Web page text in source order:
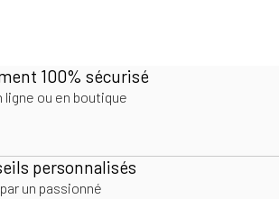
100% sécurisé
ligne ou en boutique
personnalisés
par un passionné